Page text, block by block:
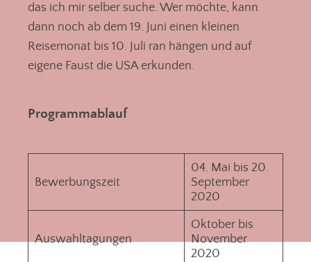
das ich mir selber suche. Wer möchte, kann
dann noch ab dem 19. Juni einen kleinen
Reisemonat bis 10. Juli ran hängen und auf
eigene Faust die USA erkunden.
Programmablauf
Bewerbungszeit
04. Mai bis 20.
September
2020
Auswahltagungen
Oktober bis
November
2020